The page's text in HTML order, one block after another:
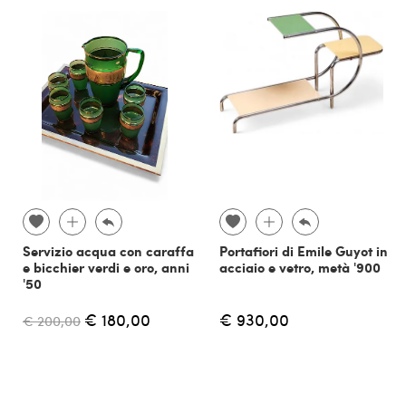
Servizio acqua con caraffa
e bicchier verdi e oro, anni
'50
€ 200,00 € 180,00
Portafiori di Emile Guyot in
acciaio e vetro, metà '900
€ 930,00